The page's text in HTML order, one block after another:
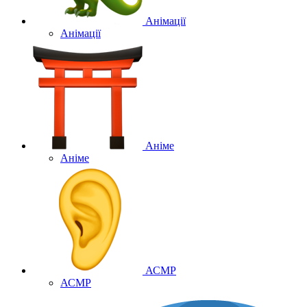
Анімації
Анімації
Аніме
Аніме
АСМР
АСМР